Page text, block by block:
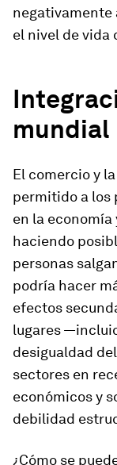
negativamente
el nivel de vida
mundial
El comercio y
permitido a los
en la
haciendo
personas
podría hacer
efectos
lugares
desigualdad
sectores en
económicos y
debilidad
¿Cómo se